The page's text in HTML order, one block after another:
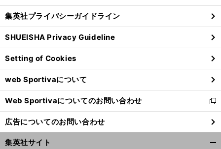
る
し
い
ウ
ィ
ン
ド
ウ
で
開
く
集英社プライバシーガイドライン
SHUEISHA Privacy Guideline
Setting of Cookies
web Sportivaについて
Web Sportivaについてのお問い合わせ
新
し
い
ウ
ィ
広告についてのお問い合わせ
集英社サイト